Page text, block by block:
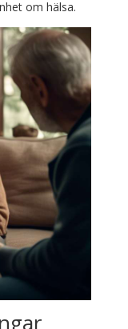
om hälsa.